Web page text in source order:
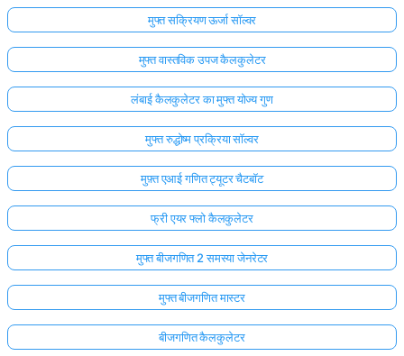
मुफ्त सक्रियण ऊर्जा सॉल्वर
मुफ्त वास्तविक उपज कैलकुलेटर
लंबाई कैलकुलेटर का मुफ्त योज्य गुण
मुफ्त रुद्धोष्म प्रक्रिया सॉल्वर
मुफ़्त एआई गणित ट्यूटर चैटबॉट
फ्री एयर फ्लो कैलकुलेटर
मुफ्त बीजगणित 2 समस्या जेनरेटर
मुफ्त बीजगणित मास्टर
बीजगणित कैलकुलेटर